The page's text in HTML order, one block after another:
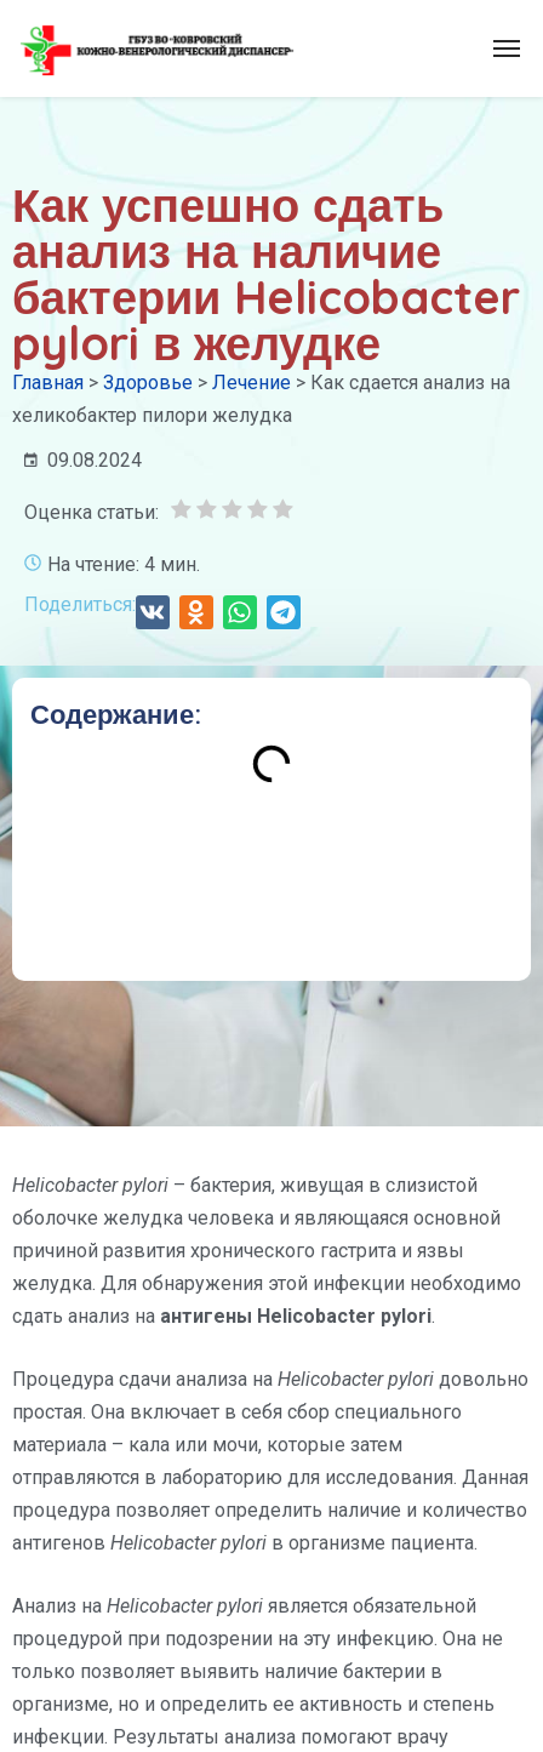
Как успешно сдать
анализ на наличие
бактерии Helicobacter
pylori в желудке
Главная > Здоровье > Лечение > Как сдается анализ на
хеликобактер пилори желудка
09.08.2024
Оценка статьи:
На чтение: 4 мин.
Поделиться:
Содержание:
Helicobacter pylori – бактерия, живущая в слизистой
оболочке желудка человека и являющаяся основной
причиной развития хронического гастрита и язвы
желудка. Для обнаружения этой инфекции необходимо
сдать анализ на антигены Helicobacter pylori.
Процедура сдачи анализа на Helicobacter pylori довольно
простая. Она включает в себя сбор специального
материала – кала или мочи, которые затем
отправляются в лабораторию для исследования. Данная
процедура позволяет определить наличие и количество
антигенов Helicobacter pylori в организме пациента.
Анализ на Helicobacter pylori является обязательной
процедурой при подозрении на эту инфекцию. Она не
только позволяет выявить наличие бактерии в
организме, но и определить ее активность и степень
инфекции. Результаты анализа помогают врачу